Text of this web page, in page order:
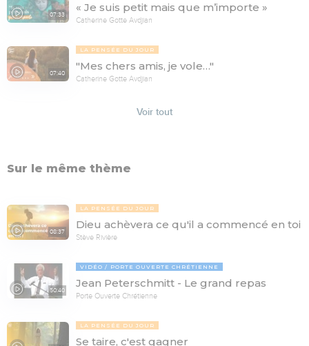
07:33
« Je suis petit mais que m’importe »
Catherine Gotte Avdjian
07:40
LA PENSÉE DU JOUR
"Mes chers amis, je vole…"
Catherine Gotte Avdjian
Voir tout
Sur le même thème
08:37
LA PENSÉE DU JOUR
Dieu achèvera ce qu'il a commencé en toi
Stève Rivière
50:40
VIDÉO PORTE OUVERTE CHRÉTIENNE
Jean Peterschmitt - Le grand repas
Porte Ouverte Chrétienne
LA PENSÉE DU JOUR
Se taire, c'est gagner